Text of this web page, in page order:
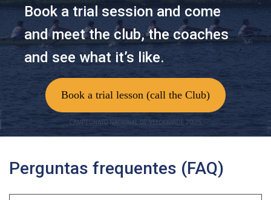
Book a trial session and come
and meet the club, the coaches
and see what it’s like.
Book a trial lesson (call the Club)
Perguntas frequentes (FAQ)